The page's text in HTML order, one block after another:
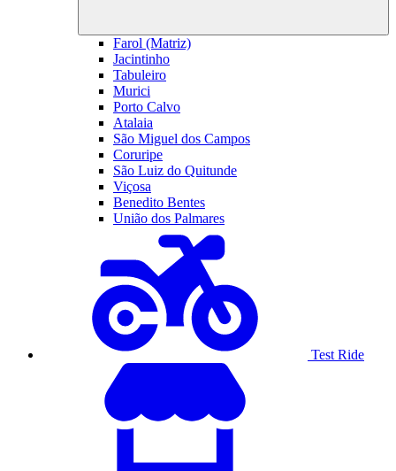
Farol (Matriz)
Jacintinho
Tabuleiro
Murici
Porto Calvo
Atalaia
São Miguel dos Campos
Coruripe
São Luiz do Quitunde
Viçosa
Benedito Bentes
União dos Palmares
Test Ride